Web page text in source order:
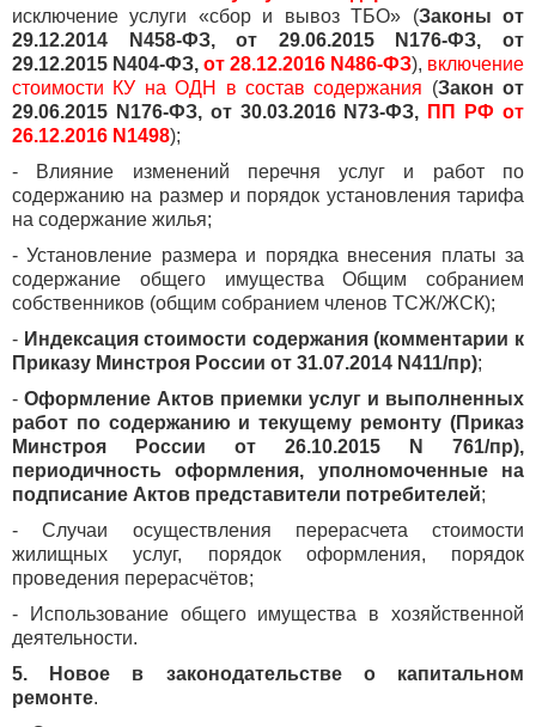
исключение услуги «сбор и вывоз ТБО» (Законы от
29.12.2014 N458-ФЗ, от 29.06.2015 N176-ФЗ, от
29.12.2015 N404-ФЗ, от 28.12.2016 N486-ФЗ), включение
стоимости КУ на ОДН в состав содержания (Закон от
29.06.2015 N176-ФЗ, от 30.03.2016 N73-ФЗ, ПП РФ от
26.12.2016 N1498);
- Влияние изменений перечня услуг и работ по
содержанию на размер и порядок установления тарифа
на содержание жилья;
- Установление размера и порядка внесения платы за
содержание общего имущества Общим собранием
собственников (общим собранием членов ТСЖ/ЖСК);
- Индексация стоимости содержания (комментарии к
Приказу Минстроя России от 31.07.2014 N411/пр);
- Оформление Актов приемки услуг и выполненных
работ по содержанию и текущему ремонту (Приказ
Минстроя России от 26.10.2015 N 761/пр),
периодичность оформления, уполномоченные на
подписание Актов представители потребителей;
- Случаи осуществления перерасчета стоимости
жилищных услуг, порядок оформления, порядок
проведения перерасчётов;
- Использование общего имущества в хозяйственной
деятельности.
5. Новое в законодательстве о капитальном
ремонте.